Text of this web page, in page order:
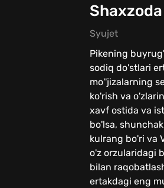
Syujet
Pikening
sodiq do'stlari
mo''jizalarning
ko'rish va
xavf ostida va
bo'lsa,
kulrang bo'ri va
o'z orzularidagi
bilan
ertakdagi eng